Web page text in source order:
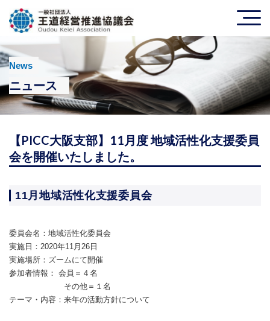
News
ニュース
【PICC大阪支部】11月度 地域活性化支援委員
会を開催いたしました。
11月地域活性化支援委員会
委員会名：地域活性化委員会
実施日：2020年11月26日
実施場所：ズームにて開催
参加者情報： 会員＝４名
その他＝１名
テーマ・内容：来年の活動方針について